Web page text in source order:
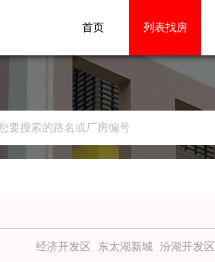
首页 列表找房
经济开发区 东太湖新城 汾湖开发区